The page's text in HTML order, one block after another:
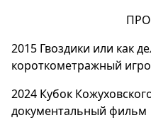
2015 Гвоздики или как
короткометражный
2024 Кубок
документальный фильм